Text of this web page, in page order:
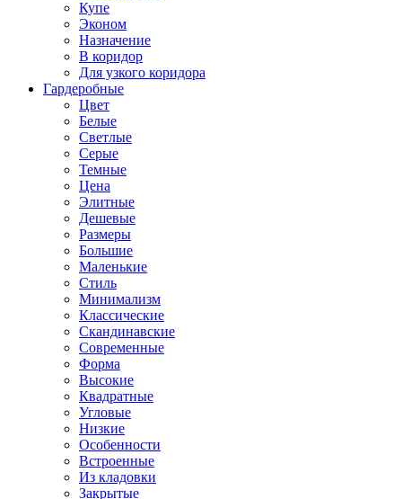
Купе
Эконом
Назначение
В коридор
Для узкого коридора
Гардеробные
Цвет
Белые
Светлые
Серые
Темные
Цена
Элитные
Дешевые
Размеры
Большие
Маленькие
Стиль
Минимализм
Классические
Скандинавские
Современные
Форма
Высокие
Квадратные
Угловые
Низкие
Особенности
Встроенные
Из кладовки
Закрытые